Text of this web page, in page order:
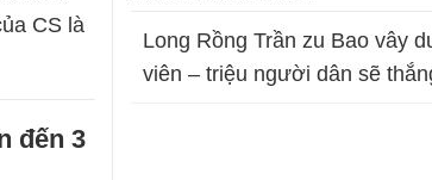
CS là
đến 3
Long Rồng Trần zu Bao vây
viên – triệu người dân sẽ